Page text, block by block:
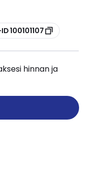
100101107
hinnan ja